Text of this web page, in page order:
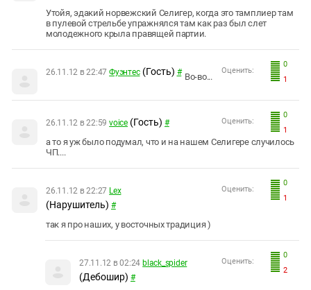
Утойя, эдакий норвежский Селигер, когда это тамплиер там
в пулевой стрельбе упражнялся там как раз был слет
молодежного крыла правящей партии.
0
1
Оценить:
26.11.12 в 22:47 Фуэнтес (Гость) # Во-во...
0
1
Оценить:
26.11.12 в 22:59 voice (Гость) #
а то я уж было подумал, что и на нашем Селигере случилось
ЧП....
0
1
Оценить:
26.11.12 в 22:27 Leх
(Нарушитель) #
так я про наших, у восточных традиция )
0
2
Оценить:
27.11.12 в 02:24 black_spider
(Дебошир) #